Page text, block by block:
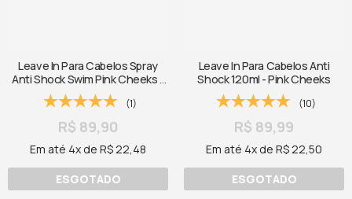
Leave In Para Cabelos Spray
Anti Shock Swim Pink Cheeks -
120ml
(1)
R$ 89,90
Em até 4x de R$ 22,48
ESGOTADO
Leave In Para Cabelos Anti
Shock 120ml - Pink Cheeks
(10)
R$ 89,99
Em até 4x de R$ 22,50
ESGOTADO